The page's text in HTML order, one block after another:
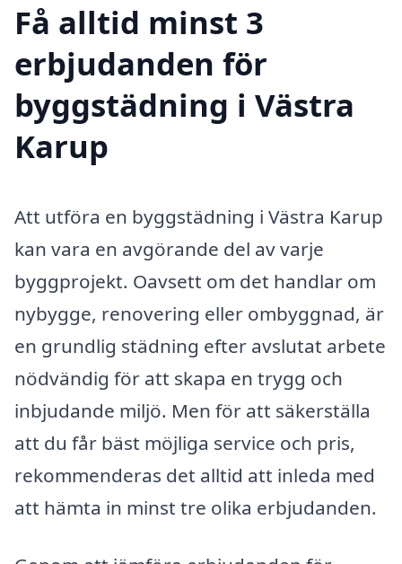
Få alltid minst 3
erbjudanden för
byggstädning i Västra
Karup
Att utföra en byggstädning i Västra Karup
kan vara en avgörande del av varje
byggprojekt. Oavsett om det handlar om
nybygge, renovering eller ombyggnad, är
en grundlig städning efter avslutat arbete
nödvändig för att skapa en trygg och
inbjudande miljö. Men för att säkerställa
att du får bäst möjliga service och pris,
rekommenderas det alltid att inleda med
att hämta in minst tre olika erbjudanden.